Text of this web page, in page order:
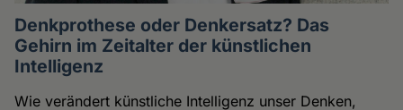
Denkprothese oder Denkersatz? Das
Gehirn im Zeitalter der künstlichen
Intelligenz
Wie verändert künstliche Intelligenz unser Denken,